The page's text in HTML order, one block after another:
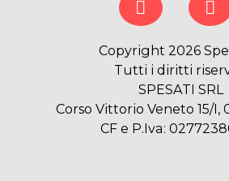
Copyright 2026
Tutti i diritti
SPESATI SRL
Corso Vittorio Veneto 15/I,
CF e P.Iva: